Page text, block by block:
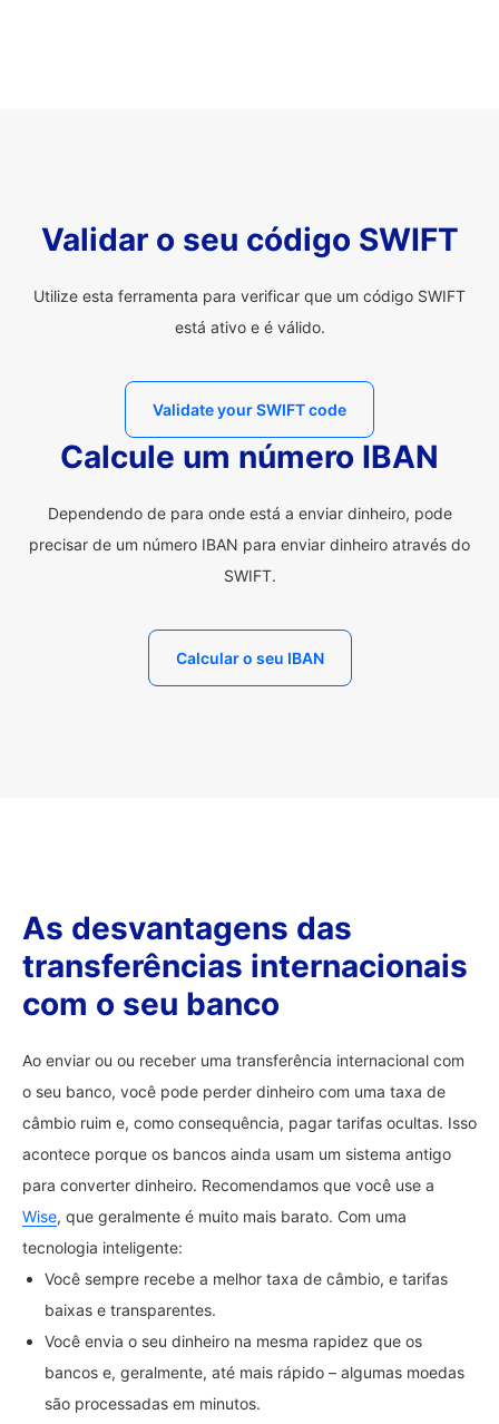
Validar o seu código SWIFT
Utilize esta ferramenta para verificar que um código SWIFT
está ativo e é válido.
Validate your SWIFT code
Calcule um número IBAN
Dependendo de para onde está a enviar dinheiro, pode
precisar de um número IBAN para enviar dinheiro através do
SWIFT.
Calcular o seu IBAN
As desvantagens das
transferências internacionais
com o seu banco
Ao enviar ou ou receber uma transferência internacional com
o seu banco, você pode perder dinheiro com uma taxa de
câmbio ruim e, como consequência, pagar tarifas ocultas. Isso
acontece porque os bancos ainda usam um sistema antigo
para converter dinheiro. Recomendamos que você use a
Wise, que geralmente é muito mais barato. Com uma
tecnologia inteligente:
Você sempre recebe a melhor taxa de câmbio, e tarifas
baixas e transparentes.
Você envia o seu dinheiro na mesma rapidez que os
bancos e, geralmente, até mais rápido – algumas moedas
são processadas em minutos.